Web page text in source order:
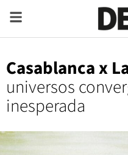
Casablanca x
universos
inesperada